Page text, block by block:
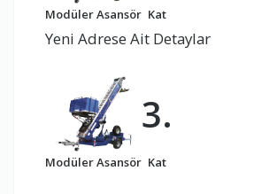
Modüler Asansör Kat
Yeni Adrese Ait Detaylar
Modüler Asansör
3.
Kat